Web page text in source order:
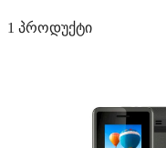
1 პროდუქტი